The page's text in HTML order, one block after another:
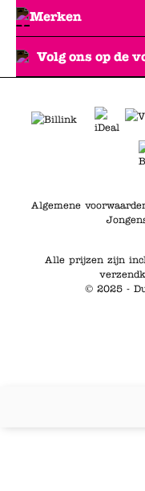
Merken
Volg ons op de
Algemene
Alle prijzen zijn
© 2025 -